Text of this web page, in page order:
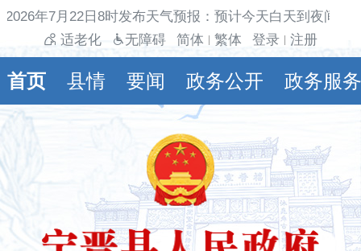
年7月22日8时发布天气预报：预计今天白天到夜间多
适老化
无障碍 简体 繁体 登录 注册
首页 县情 要闻 政务公开 政务服务